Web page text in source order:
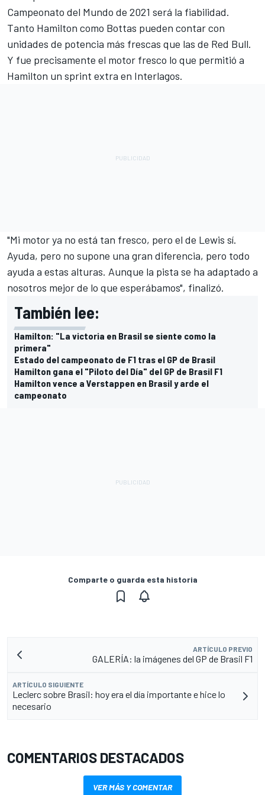
Campeonato del Mundo de 2021 será la fiabilidad.
Tanto Hamilton como Bottas pueden contar con
unidades de potencia más frescas que las de Red Bull.
Y fue precisamente el motor fresco lo que permitió a
Hamilton un sprint extra en Interlagos.
"Mi motor ya no está tan fresco, pero el de Lewis sí.
Ayuda, pero no supone una gran diferencia, pero todo
ayuda a estas alturas. Aunque la pista se ha adaptado a
nosotros mejor de lo que esperábamos", finalizó.
También lee:
Hamilton: "La victoria en Brasil se siente como la
primera"
Estado del campeonato de F1 tras el GP de Brasil
Hamilton gana el "Piloto del Día" del GP de Brasil F1
Hamilton vence a Verstappen en Brasil y arde el
campeonato
Comparte o guarda esta historia
ARTÍCULO PREVIO
GALERÍA: la imágenes del GP de Brasil F1
ARTÍCULO SIGUIENTE
Leclerc sobre Brasil: hoy era el día importante e hice lo
necesario
COMENTARIOS DESTACADOS
VER MÁS Y COMENTAR